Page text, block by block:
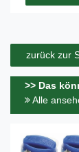
zurück zur
>> Das
Alle